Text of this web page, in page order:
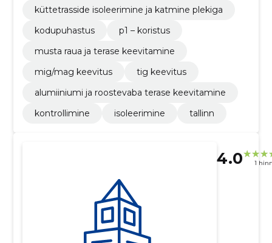
küttetrasside isoleerimine ja katmine plekiga
kodupuhastus
p1 – koristus
musta raua ja terase keevitamine
mig/mag keevitus
tig keevitus
alumiiniumi ja roostevaba terase keevitamine
kontrollimine
isoleerimine tallinn
4.0 1